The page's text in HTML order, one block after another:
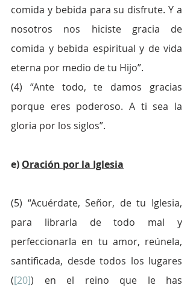
comida y bebida para su disfrute. Y a
nosotros nos hiciste gracia de
comida y bebida espiritual y de vida
eterna por medio de tu Hijo”.
(4) “Ante todo, te damos gracias
porque eres poderoso. A ti sea la
gloria por los siglos”.
e) Oración por la Iglesia
(5) “Acuérdate, Señor, de tu Iglesia,
para librarla de todo mal y
perfeccionarla en tu amor, reúnela,
santificada, desde todos los lugares
([20]) en el reino que le has